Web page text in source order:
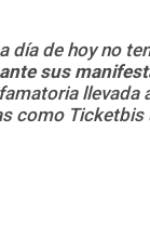
día de hoy no
sus
como